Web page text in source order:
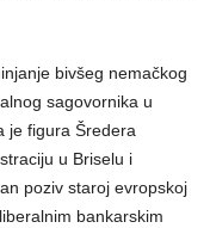
bivšeg nemačkog
sagovornika u
je figura Šredera
u Briselu i
poziv staroj evropskoj
bankarskim